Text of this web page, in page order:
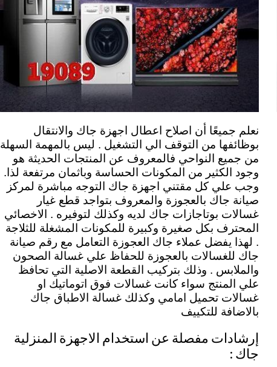
نعلم جميعًا أن اصلاح اعطال اجهزة جاك والانتقال
بوظائفها من التوقف الي التشغيل . ليس بالمهمة السهلة
من جميع النواحي فالمعروف عن المنتجات الحديثة هو
وجود الكثير من المكونات الحساسة وباثمان مرتفعة لذا.
وجب علي كل مقتني اجهزة جاك التوجه مباشرة لمركز
صيانة جاك بالعجوزة والمعروف بتواجد قطع غيار
غسالات بوتاجازات جاك لديه وكذلك لتوفيره . الاخصائي
المحترف بكل صغيرة وكبيرة للمكونات المشغلة للثلاجة
. لهذا يفضل عملاء جاك العجوزة التعامل مع رقم صيانة
جاك للغسالات بالعجوزة للحفاظ علي غسالة الصحون
والملابس . وذلك بتركيب القطعة الاصلية التي تحافظ
علي المنتج سواء كانت غسالات فوق اتوماتيك او
غسالات تحميل امامي وكذلك غسالة الاطباق جاك
بالاضافة للتكييف
إرشادات مفصلة عن استخدام الاجهزة المنزلية
جاك :